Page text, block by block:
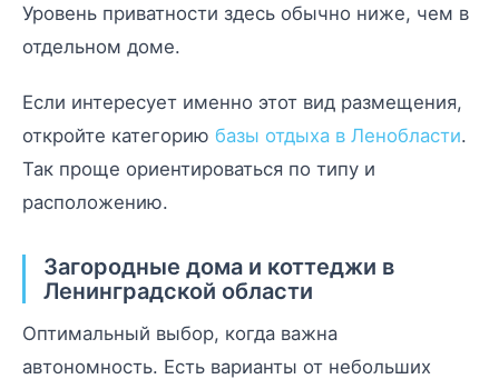
Уровень приватности здесь обычно ниже, чем в
отдельном доме.
Если интересует именно этот вид размещения,
откройте категорию базы отдыха в Ленобласти.
Так проще ориентироваться по типу и
расположению.
Загородные дома и коттеджи в
Ленинградской области
Оптимальный выбор, когда важна
автономность. Есть варианты от небольших